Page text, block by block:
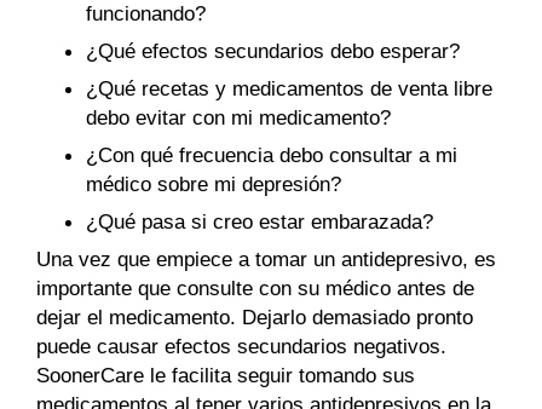
funcionando?
¿Qué efectos secundarios debo esperar?
¿Qué recetas y medicamentos de venta libre
debo evitar con mi medicamento?
¿Con qué frecuencia debo consultar a mi
médico sobre mi depresión?
¿Qué pasa si creo estar embarazada?
Una vez que empiece a tomar un antidepresivo, es
importante que consulte con su médico antes de
dejar el medicamento. Dejarlo demasiado pronto
puede causar efectos secundarios negativos.
SoonerCare le facilita seguir tomando sus